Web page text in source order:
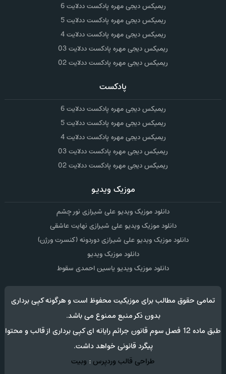
ریمیکس دیجی مهره پادکست ددلایت 6
ریمیکس دیجی مهره پادکست ددلایت 5
ریمیکس دیجی مهره پادکست ددلایت 4
ریمیکس دیجی مهره پادکست ددلایت 03
ریمیکس دیجی مهره پادکست ددلایت 02
پادکست
ریمیکس دیجی مهره پادکست ددلایت 6
ریمیکس دیجی مهره پادکست ددلایت 5
ریمیکس دیجی مهره پادکست ددلایت 4
ریمیکس دیجی مهره پادکست ددلایت 03
ریمیکس دیجی مهره پادکست ددلایت 02
موزیک ویدیو
دانلود موزیک ویدیو علی شیرازی نور چشم
دانلود موزیک ویدیو علی شیرازی نهایت عاشقی
دانلود موزیک ویدیو علی شیرازی دوردونه (کنسرت ورژن)
دانلود موزیک ویدیو
دانلود موزیک ویدیو یاسین احمدی سقوط
تمامی حقوق مطالب برای موزیکیت محفوظ است و هرگونه کپی برداری
بدون ذکر منبع ممنوع می باشد.
طبق ماده 12 فصل سوم قانون جرائم رایانه ای کپی برداری از قالب و محتوا
پیگرد قانونی خواهد داشت.
طراحی قالب وردپرس: وبیت